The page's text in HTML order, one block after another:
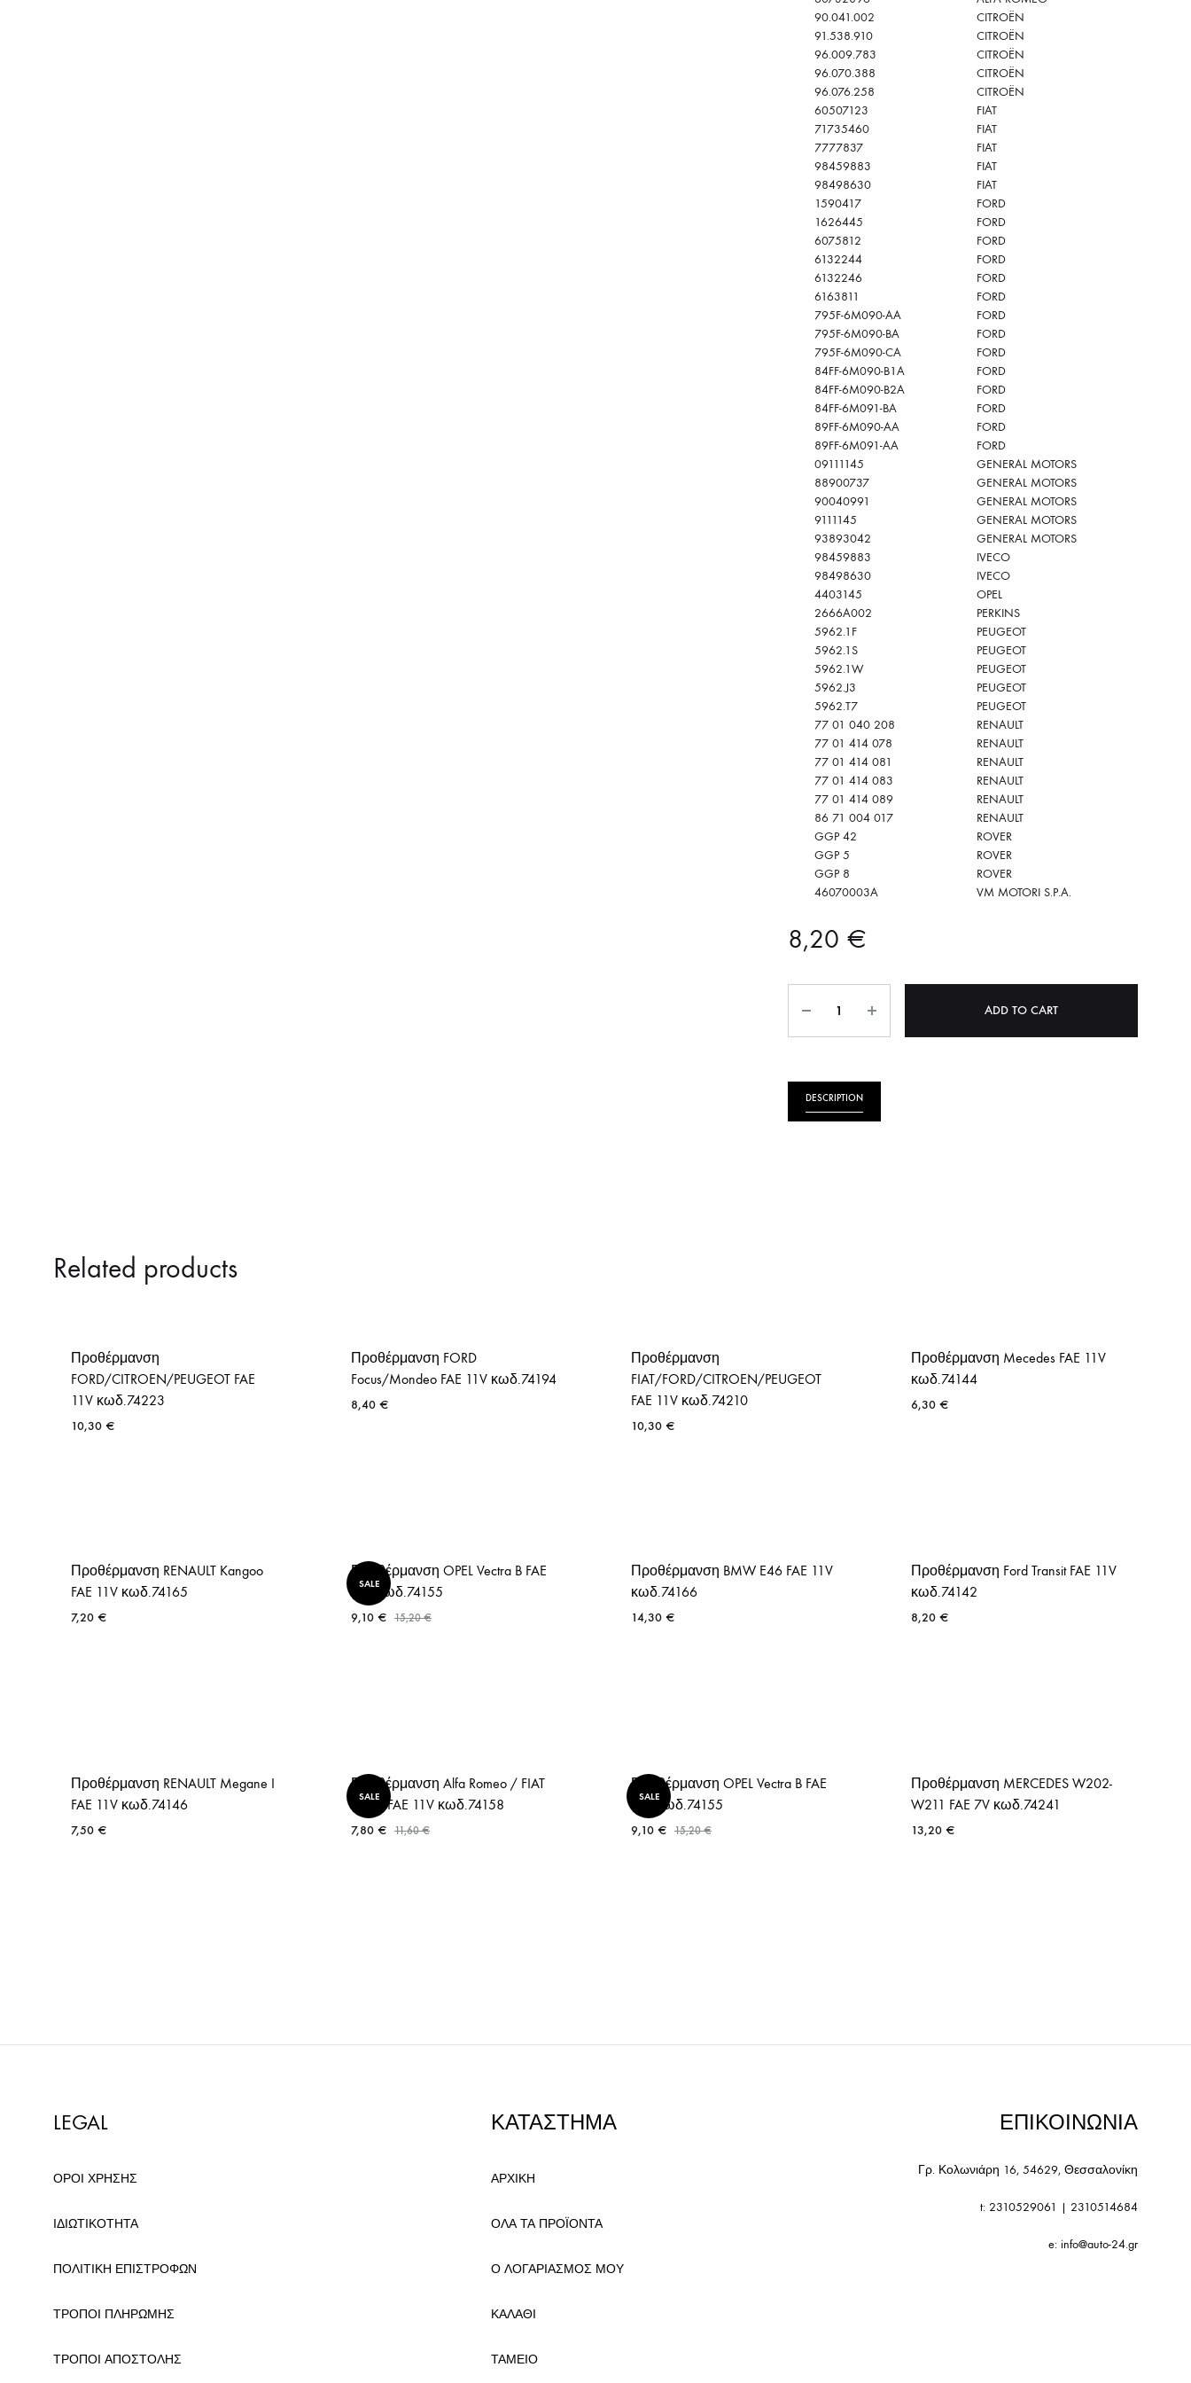
ΘΕΡΜΟΣΤΑΤΕΣ ΑΥΤΟΚΙΝΗΤΩΝ ΛΑΔΙΟΥ
ΠΙΕΣΗΣ ΛΑΔΙΟΥ
ΣΤΟΠ
ΟΠΙΣΘΕΝ
ΠΡΟΘΕΡΜΑΝΣΕΙΣ
90.041.002
CITROËN
91.538.910
CITROËN
96.009.783
CITROËN
96.070.388
CITROËN
96.076.258
CITROËN
60507123
FIAT
71735460
FIAT
7777837
FIAT
98459883
FIAT
98498630
FIAT
1590417
FORD
1626445
FORD
6075812
FORD
6132244
FORD
6132246
FORD
6163811
FORD
795F-6M090-AA
FORD
795F-6M090-BA
FORD
795F-6M090-CA
FORD
84FF-6M090-B1A
FORD
84FF-6M090-B2A
FORD
84FF-6M091-BA
FORD
89FF-6M090-AA
FORD
89FF-6M091-AA
FORD
09111145
GENERAL MOTORS
88900737
GENERAL MOTORS
90040991
GENERAL MOTORS
9111145
GENERAL MOTORS
93893042
GENERAL MOTORS
98459883
IVECO
98498630
IVECO
4403145
OPEL
2666A002
PERKINS
5962.1F
PEUGEOT
5962.1S
PEUGEOT
5962.1W
PEUGEOT
5962.J3
PEUGEOT
5962.T7
PEUGEOT
77 01 040 208
RENAULT
77 01 414 078
RENAULT
77 01 414 081
RENAULT
77 01 414 083
RENAULT
77 01 414 089
RENAULT
86 71 004 017
RENAULT
GGP 42
ROVER
GGP 5
ROVER
GGP 8
ROVER
46070003A
VM MOTORI S.P.A.
8,20 €
ADD TO CART
DESCRIPTION
Related products
Προθέρμανση
FORD/CITROEN/PEUGEOT FAE
11V κωδ.74223
10,30 €
Προθέρμανση FORD
Focus/Mondeo FAE 11V κωδ.74194
8,40 €
Προθέρμανση
FIAT/FORD/CITROEN/PEUGEOT
FAE 11V κωδ.74210
10,30 €
Προθέρμανση Mecedes FAE 11V
κωδ.74144
6,30 €
Προθέρμανση RENAULT Kangoo
FAE 11V κωδ.74165
7,20 €
SALE
Προθέρμανση OPEL Vectra B FAE
11V κωδ.74155
9,10 € 15,20€
Προθέρμανση BMW E46 FAE 11V
κωδ.74166
14,30 €
Προθέρμανση Ford Transit FAE 11V
κωδ.74142
8,20 €
Προθέρμανση RENAULT Megane I
FAE 11V κωδ.74146
7,50 €
SALE
Προθέρμανση Alfa Romeo / FIAT
Doblo FAE 11V κωδ.74158
7,80 € 11,60€
SALE
Προθέρμανση OPEL Vectra B FAE
11V κωδ.74155
9,10 € 15,20€
Προθέρμανση MERCEDES W202-
W211 FAE 7V κωδ.74241
13,20 €
LEGAL
ΟΡΟΙ ΧΡΗΣΗΣ
ΙΔΙΩΤΙΚΟΤΗΤΑ
ΠΟΛΙΤΙΚΗ ΕΠΙΣΤΡΟΦΩΝ
ΤΡΟΠΟΙ ΠΛΗΡΩΜΗΣ
ΤΡΟΠΟΙ ΑΠΟΣΤΟΛΗΣ
ΚΑΤΑΣΤΗΜΑ
ΑΡΧΙΚΗ
ΟΛΑ ΤΑ ΠΡΟΪΟΝΤΑ
Ο ΛΟΓΑΡΙΑΣΜΟΣ ΜΟΥ
ΚΑΛΑΘΙ
ΤΑΜΕΙΟ
ΕΠΙΚΟΙΝΩΝΙΑ
Γρ. Κολωνιάρη 16, 54629, Θεσσαλονίκη
t: 2310529061 | 2310514684
e: info@auto-24.gr